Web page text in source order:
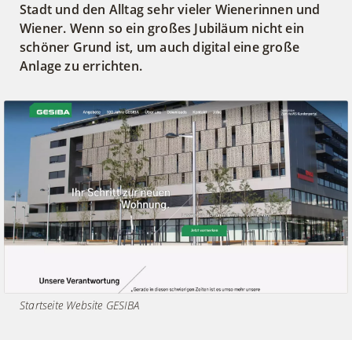
Stadt und den Alltag sehr vieler Wienerinnen und
Wiener. Wenn so ein großes Jubiläum nicht ein
schöner Grund ist, um auch digital eine große
Anlage zu errichten.
Startseite Website GESIBA